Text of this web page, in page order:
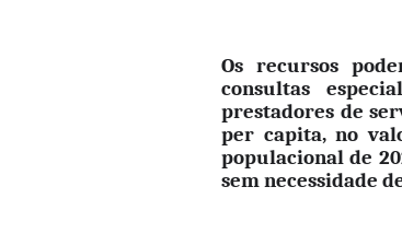
Os recursos
consultas
prestadores de
per capita, no
populacional de
sem necessidade